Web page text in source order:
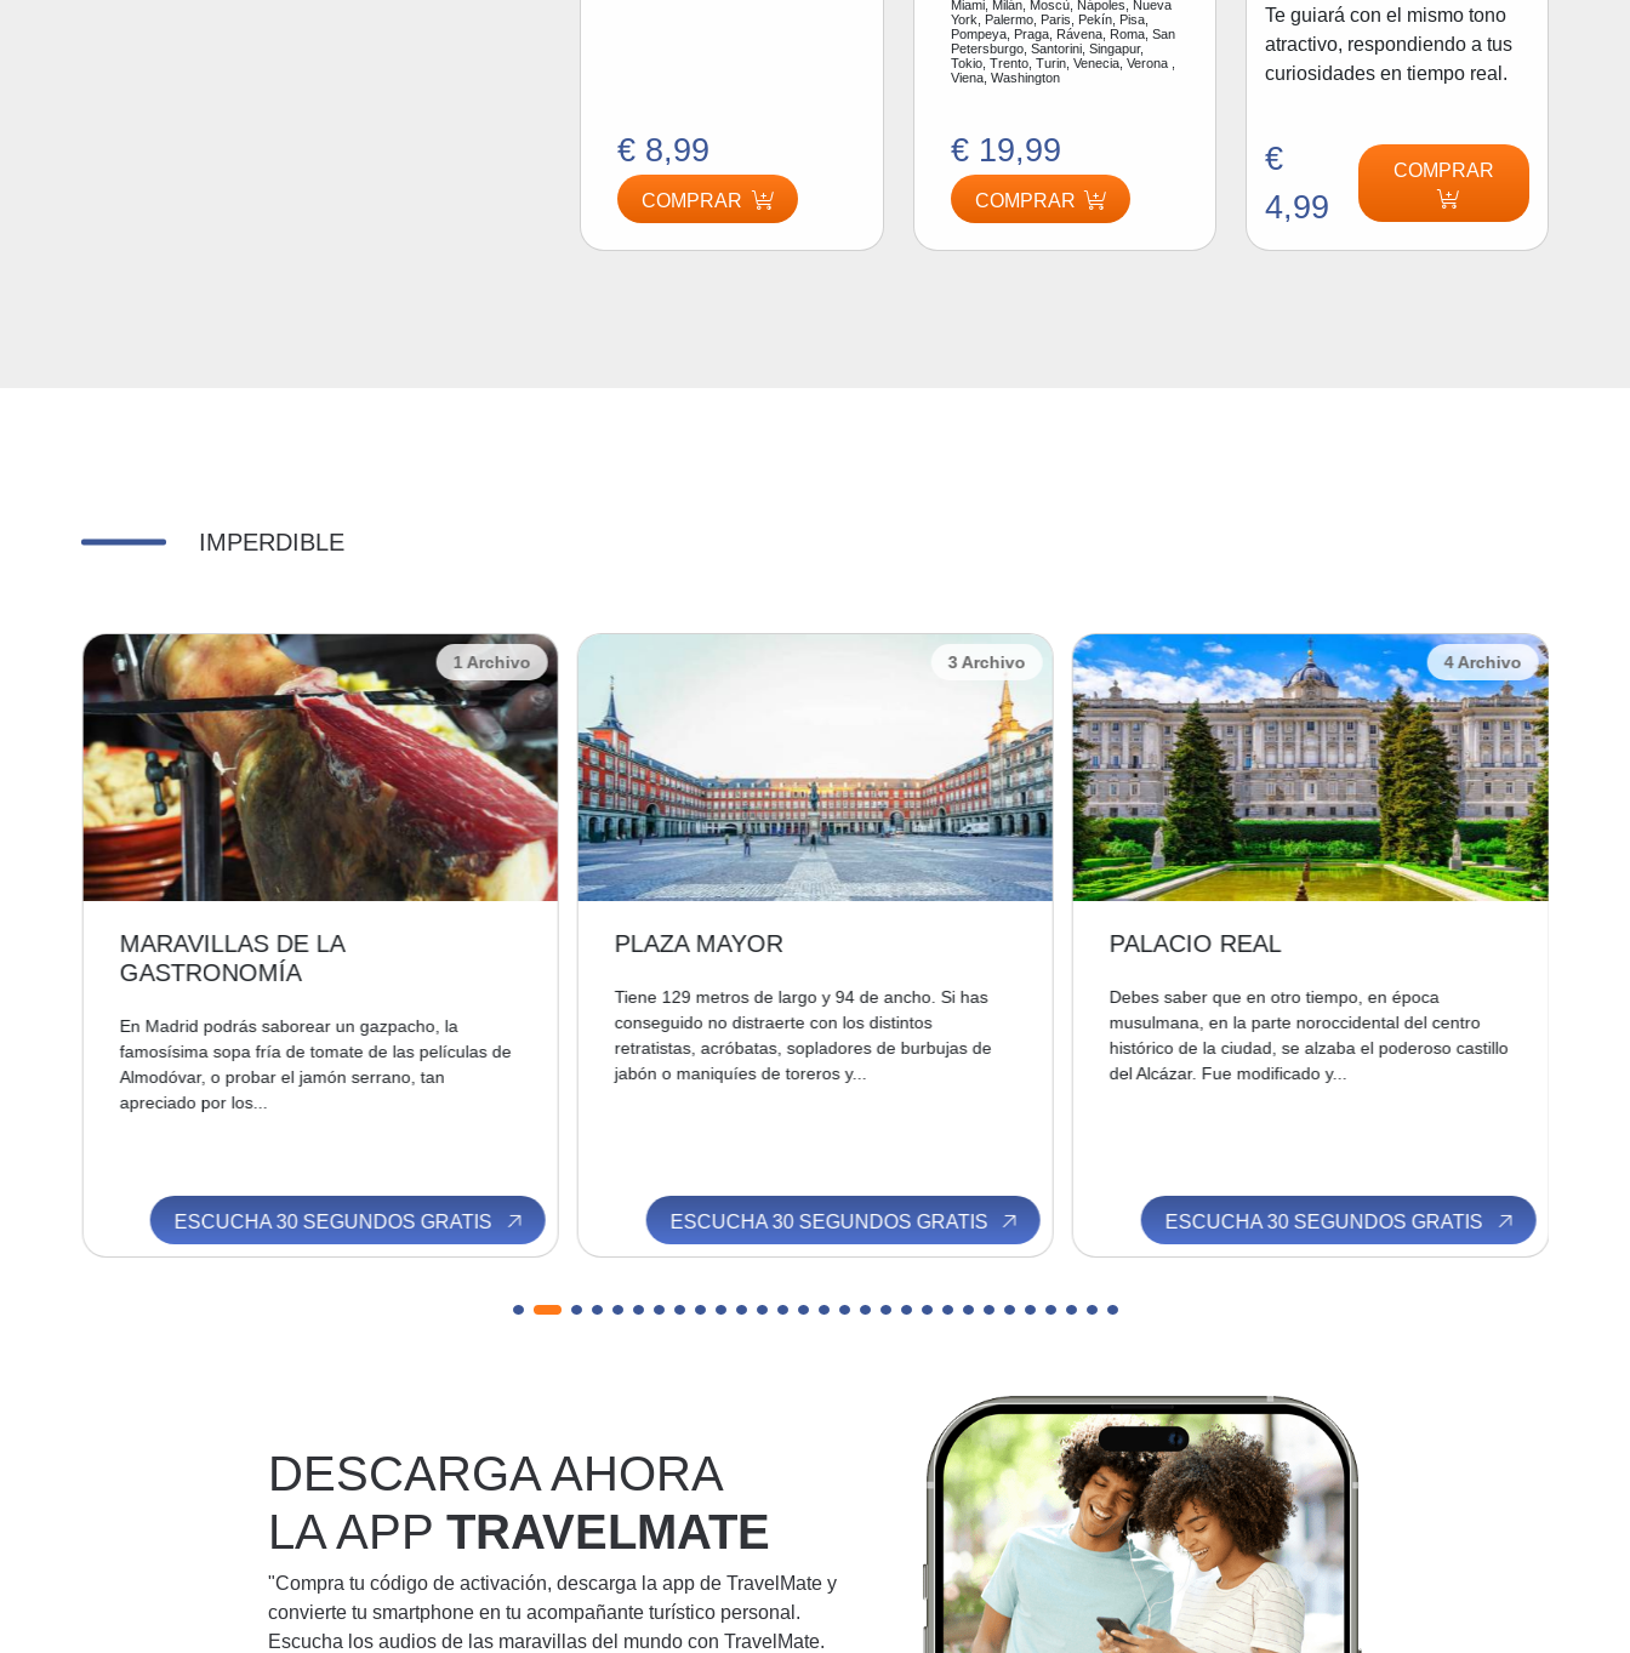
€ 8,99
COMPRAR
Miami, Milán, Moscù, Nápoles, Nueva
York, Palermo, Paris, Pekín, Pisa,
Pompeya, Praga, Rávena, Roma, San
Petersburgo, Santorini, Singapur,
Tokio, Trento, Turin, Venecia, Verona ,
Viena, Washington
€ 19,99
COMPRAR
Te guiará con el mismo tono
atractivo, respondiendo a tus
curiosidades en tiempo real.
€
4,99
COMPRAR
IMPERDIBLE
1 Archivo
MARAVILLAS DE LA
GASTRONOMÍA
En Madrid podrás saborear un gazpacho, la
famosísima sopa fría de tomate de las películas de
Almodóvar, o probar el jamón serrano, tan
apreciado por los...
ESCUCHA 30 SEGUNDOS GRATIS
3 Archivo
PLAZA MAYOR
Tiene 129 metros de largo y 94 de ancho. Si has
conseguido no distraerte con los distintos
retratistas, acróbatas, sopladores de burbujas de
jabón o maniquíes de toreros y...
ESCUCHA 30 SEGUNDOS GRATIS
4 Archivo
PALACIO REAL
Debes saber que en otro tiempo, en época
musulmana, en la parte noroccidental del centro
histórico de la ciudad, se alzaba el poderoso castillo
del Alcázar. Fue modificado y...
ESCUCHA 30 SEGUNDOS GRATIS
DESCARGA AHORA
LA APPTRAVELMATE
"Compra tu código de activación, descarga la app de TravelMate y
convierte tu smartphone en tu acompañante turístico personal.
Escucha los audios de las maravillas del mundo con TravelMate.